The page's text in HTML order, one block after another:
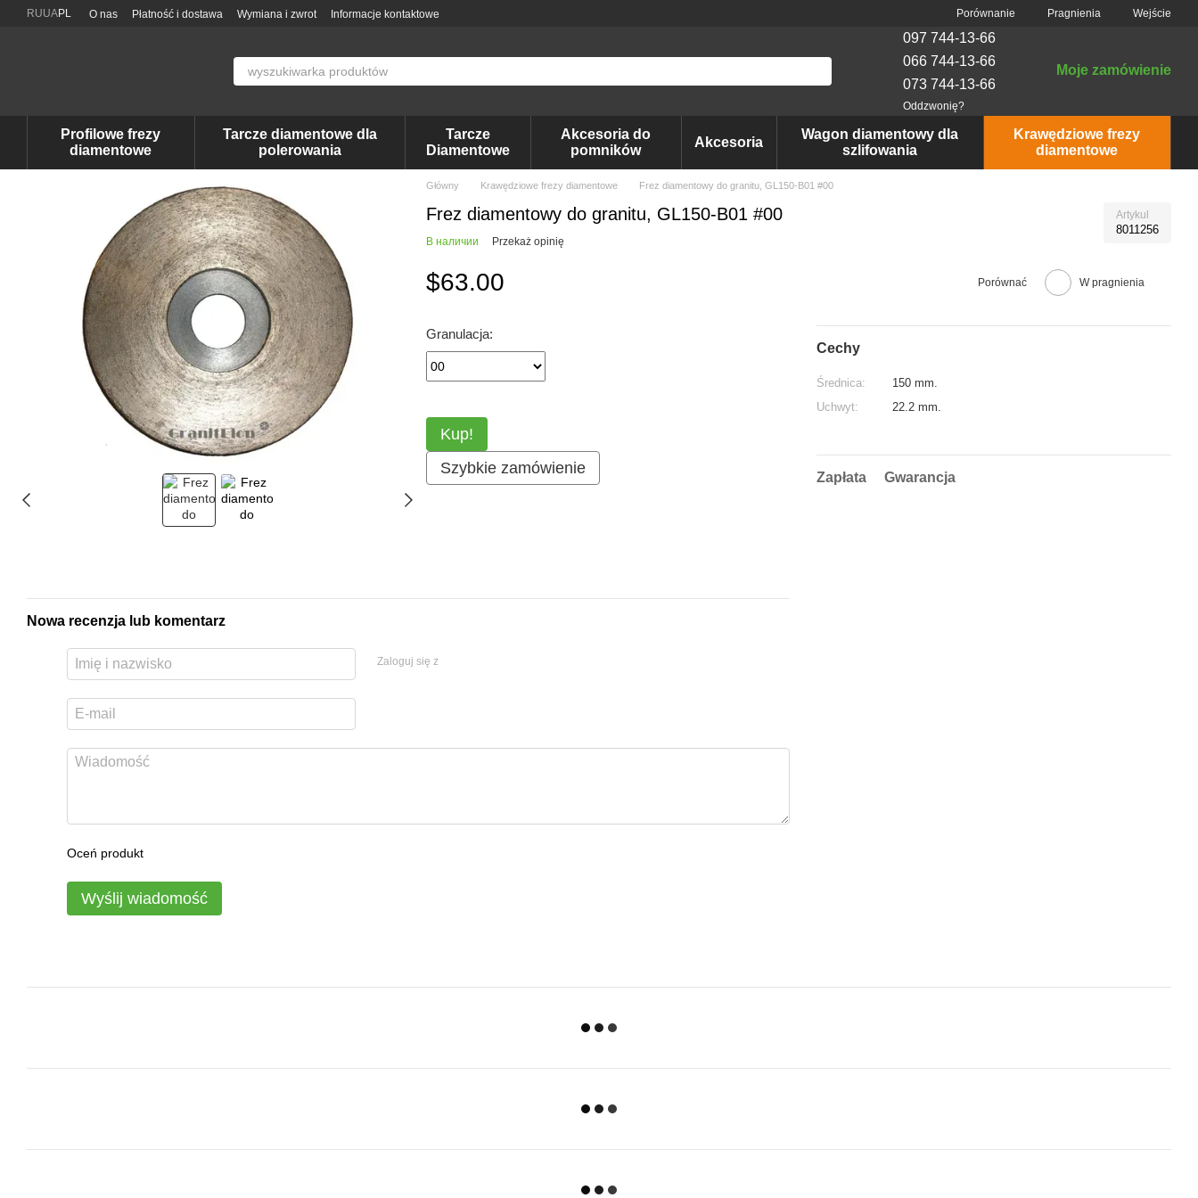
Przejdź do głównej treści
RUUAPL O nas Płatność i dostawa Wymiana i zwrot Informacje kontaktowe Porównanie Pragnienia Wejście
097 744-13-66
066 744-13-66
073 744-13-66
Oddzwonię?
Moje zamówienie
Profilowe frezy
diamentowe
Tarcze diamentowe dla
polerowania
Tarcze
Diamentowe
Akcesoria do
pomników
Akcesoria
Wagon diamentowy dla
szlifowania
Krawędziowe frezy
diamentowe
Główny Krawędziowe frezy diamentowe Frez diamentowy do granitu, GL150-B01 #00
Frez diamentowy do granitu, GL150-B01 #00 Artykul
8011256
В наличии Przekaż opinię
$63.00 Porównać W pragnienia
Granulacja:
Kup!
Szybkie zamówienie
Cechy
Średnica:
150 mm.
Uchwyt:
22.2 mm.
Zapłata Gwarancja
Nowa recenzja lub komentarz
Zaloguj się z
Oceń produkt
Wyślij wiadomość